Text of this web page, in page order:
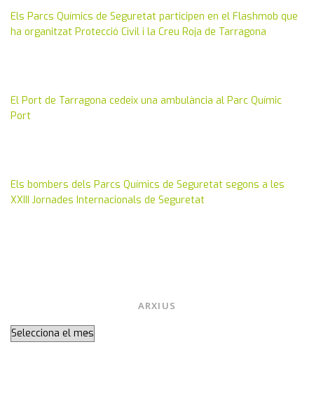
Els Parcs Químics de Seguretat participen en el Flashmob que
ha organitzat Protecció Civil i la Creu Roja de Tarragona
El Port de Tarragona cedeix una ambulància al Parc Químic
Port
Els bombers dels Parcs Químics de Seguretat segons a les
XXIII Jornades Internacionals de Seguretat
ARXIUS
Arxius